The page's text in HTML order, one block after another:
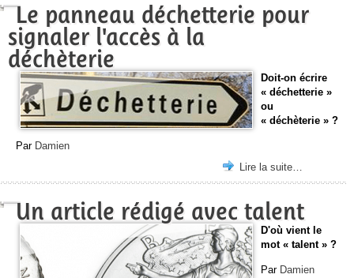
Le panneau déchetterie pour
signaler l'accès à la
déchèterie
Doit-on écrire
« déchetterie »
ou
« déchèterie » ?
Par Damien
Lire la suite…
Un article rédigé avec talent
D'où vient le
mot « talent » ?
Par Damien